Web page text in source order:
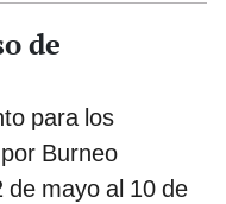
de
para los
Burneo
de mayo al 10 de